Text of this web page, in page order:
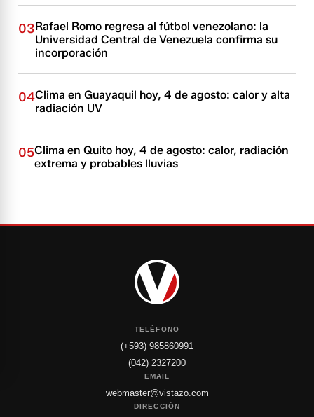
03Rafael Romo regresa al fútbol venezolano: la
Universidad Central de Venezuela confirma su
incorporación
04Clima en Guayaquil hoy, 4 de agosto: calor y alta
radiación UV
05Clima en Quito hoy, 4 de agosto: calor, radiación
extrema y probables lluvias
TELÉFONO
(+593) 985860991
(042) 2327200
EMAIL
webmaster@vistazo.com
DIRECCIÓN